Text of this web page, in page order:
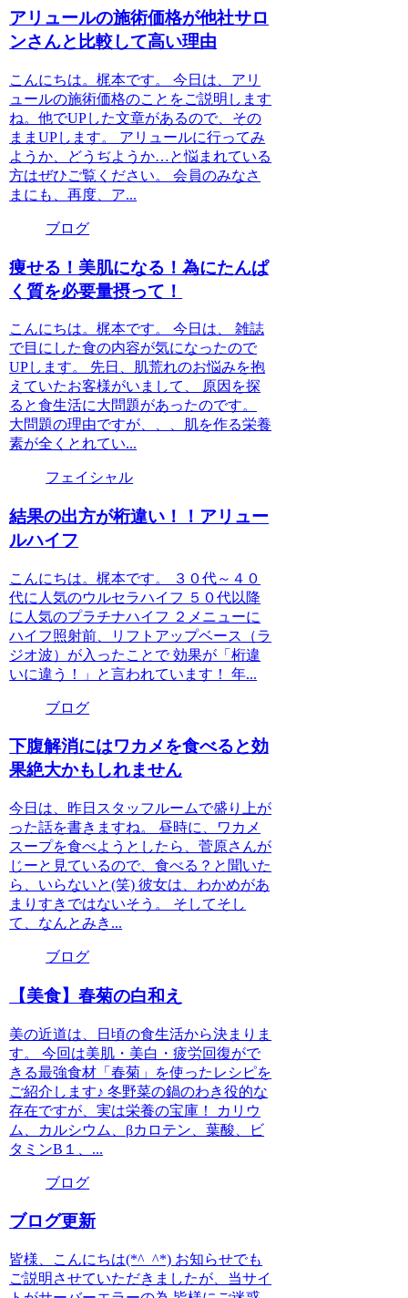
アリュールの施術価格が他社サロ
ンさんと比較して高い理由
こんにちは。梶本です。 今日は、アリ
ュールの施術価格のことをご説明します
ね。他でUPした文章があるので、その
ままUPします。 アリュールに行ってみ
ようか、どうぢようか…と悩まれている
方はぜひご覧ください。 会員のみなさ
まにも、再度、ア...
ブログ
痩せる！美肌になる！為にたんぱ
く質を必要量摂って！
こんにちは。梶本です。 今日は、 雑誌
で目にした食の内容が気になったので
UPします。 先日、肌荒れのお悩みを抱
えていたお客様がいまして、 原因を探
ると食生活に大問題があったのです。
大問題の理由ですが、、、肌を作る栄養
素が全くとれてい...
フェイシャル
結果の出方が桁違い！！アリュー
ルハイフ
こんにちは。梶本です。 ３０代～４０
代に人気のウルセラハイフ ５０代以降
に人気のプラチナハイフ ２メニューに
ハイフ照射前、リフトアップベース（ラ
ジオ波）が入ったことで 効果が「桁違
いに違う！」と言われています！ 年...
ブログ
下腹解消にはワカメを食べると効
果絶大かもしれません
今日は、昨日スタッフルームで盛り上が
った話を書きますね。 昼時に、ワカメ
スープを食べようとしたら、菅原さんが
じーと見ているので、食べる？と聞いた
ら、いらないと(笑) 彼女は、わかめがあ
まりすきではないそう。 そしてそし
て、なんとみき...
ブログ
【美食】春菊の白和え
美の近道は、日頃の食生活から決まりま
す。 今回は美肌・美白・疲労回復がで
きる最強食材「春菊」を使ったレシピを
ご紹介します♪ 冬野菜の鍋のわき役的な
存在ですが、実は栄養の宝庫！ カリウ
ム、カルシウム、βカロテン、葉酸、ビ
タミンB１、...
ブログ
ブログ更新
皆様、こんにちは(*^_^*) お知らせでも
ご説明させていただきましたが、当サイ